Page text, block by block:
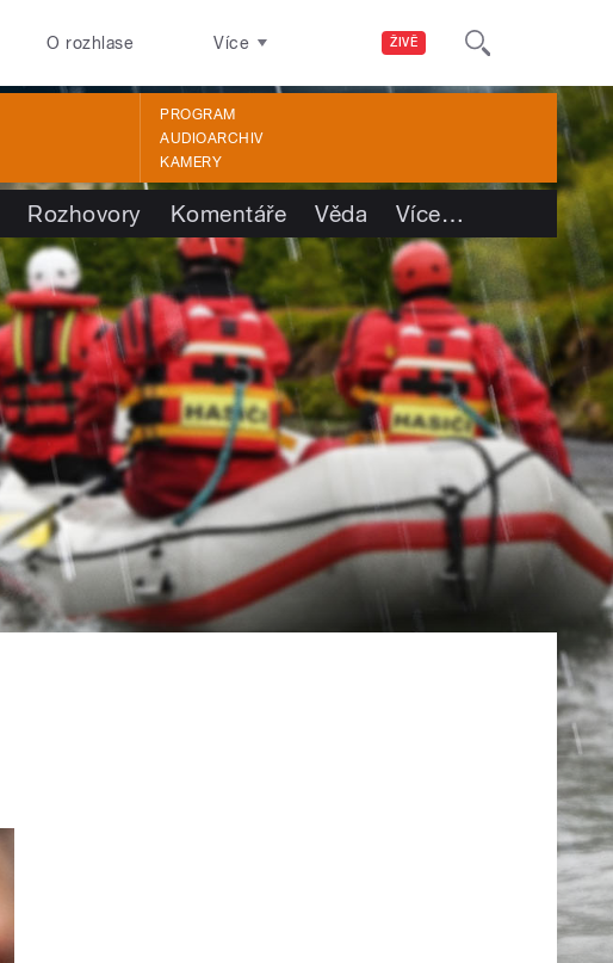
ŽIVĚ
O rozhlase Více
PROGRAM
AUDIOARCHIV
KAMERY
Rozhovory Komentáře Věda Více…